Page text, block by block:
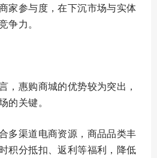
家参与度，在下沉市场与实体
争力。
，惠购商城的优势较为突出，
的关键。
多渠道电商资源，商品品类丰
积分抵扣、返利等福利，降低